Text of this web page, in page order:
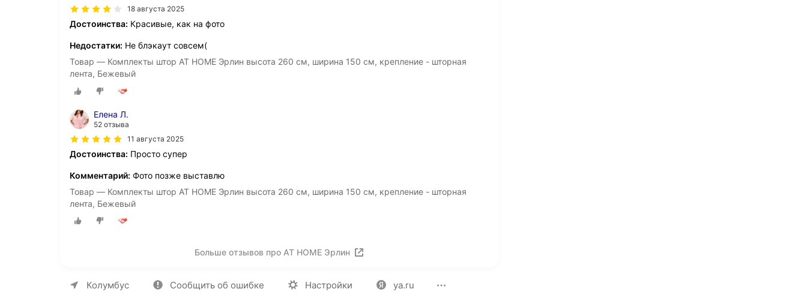
18 августа 2025
Достоинства: Красивые, как на фото
Недостатки: Не блэкаут совсем(
Товар — Комплекты штор AT HOME Эрлин высота 260 см, ширина 150 см, крепление - шторная
лента, Бежевый
Елена Л.
52 отзыва
11 августа 2025
Достоинства: Просто супер
Комментарий: Фото позже выставлю
Товар — Комплекты штор AT HOME Эрлин высота 260 см, ширина 150 см, крепление - шторная
лента, Бежевый
Больше отзывов про AT HOME Эрлин
Колумбус Сообщить об ошибке Настройки ya.ru